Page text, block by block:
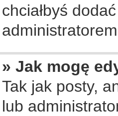
chciałbyś
» Jak mogę
Tak jak posty,
lub